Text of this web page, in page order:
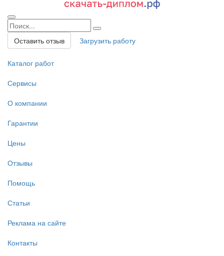
Оставить отзыв Загрузить работу
Каталог работ
Сервисы
О компании
Гарантии
Цены
Отзывы
Помощь
Статьи
Реклама на сайте
Контакты